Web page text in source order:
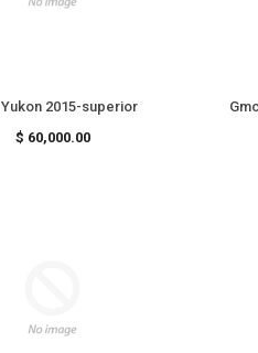
Gmc Yukon 2015-superior
Precio
$ 60,000.00